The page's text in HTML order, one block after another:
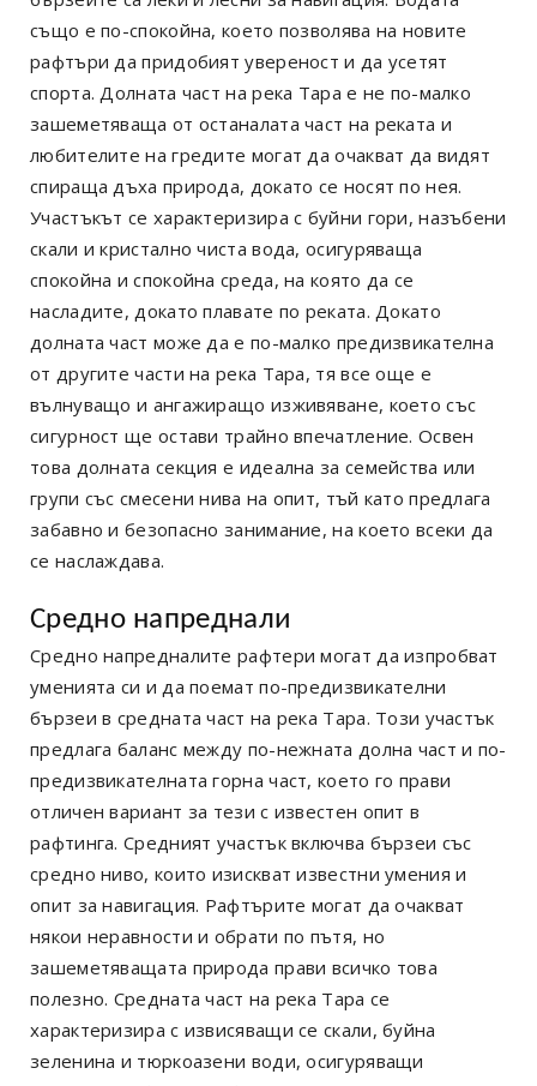
също е по-спокойна, което позволява на новите
рафтъри да придобият увереност и да усетят
спорта. Долната част на река Тара е не по-малко
зашеметяваща от останалата част на реката и
любителите на гредите могат да очакват да видят
спираща дъха природа, докато се носят по нея.
Участъкът се характеризира с буйни гори, назъбени
скали и кристално чиста вода, осигуряваща
спокойна и спокойна среда, на която да се
насладите, докато плавате по реката. Докато
долната част може да е по-малко предизвикателна
от другите части на река Тара, тя все още е
вълнуващо и ангажиращо изживяване, което със
сигурност ще остави трайно впечатление. Освен
това долната секция е идеална за семейства или
групи със смесени нива на опит, тъй като предлага
забавно и безопасно занимание, на което всеки да
се наслаждава.
Средно напреднали
Средно напредналите рафтери могат да изпробват
уменията си и да поемат по-предизвикателни
бързеи в средната част на река Тара. Този участък
предлага баланс между по-нежната долна част и по-
предизвикателната горна част, което го прави
отличен вариант за тези с известен опит в
рафтинга. Средният участък включва бързеи със
средно ниво, които изискват известни умения и
опит за навигация. Рафтърите могат да очакват
някои неравности и обрати по пътя, но
зашеметяващата природа прави всичко това
полезно. Средната част на река Тара се
характеризира с извисяващи се скали, буйна
зеленина и тюркоазени води, осигуряващи